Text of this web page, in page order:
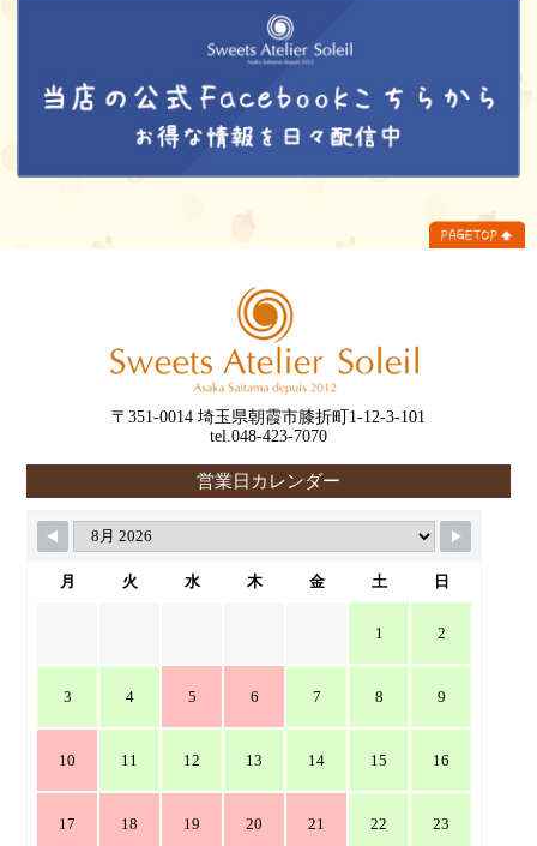
〒351-0014 埼玉県朝霞市膝折町1-12-3-101
tel.048-423-7070
営業日カレンダー
月 火 水 木 金 土 日
1 2
3 4 5 6 7 8 9
10 11 12 13 14 15 16
17 18 19 20 21 22 23